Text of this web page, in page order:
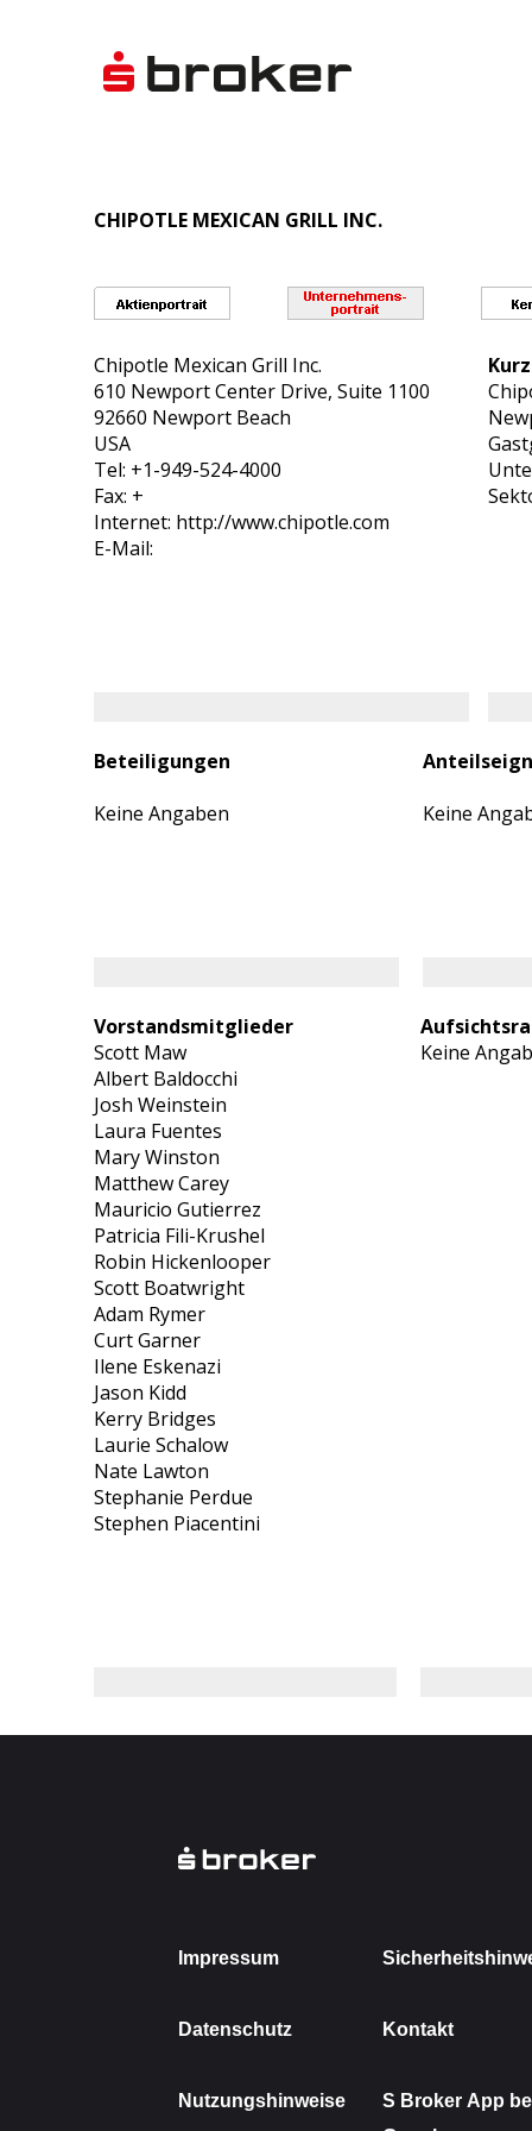
CHIPOTLE MEXICAN GRILL INC.
Chipotle Mexican Grill Inc.
610 Newport Center Drive, Suite 1100
92660 Newport Beach
USA
Tel: +1-949-524-4000
Fax: +
Internet: http://www.chipotle.com
E-Mail:
Beteiligungen
Keine Angaben
Keine
Vorstandsmitglieder
Scott Maw
Albert Baldocchi
Josh Weinstein
Laura Fuentes
Mary Winston
Matthew Carey
Mauricio Gutierrez
Patricia Fili-Krushel
Robin Hickenlooper
Scott Boatwright
Adam Rymer
Curt Garner
Ilene Eskenazi
Jason Kidd
Kerry Bridges
Laurie Schalow
Nate Lawton
Stephanie Perdue
Stephen Piacentini
Keine